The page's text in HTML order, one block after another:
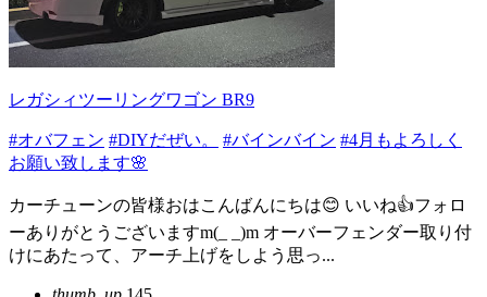
レガシィツーリングワゴン BR9
#オバフェン #DIYだぜい。 #バインバイン #4月もよろしく
お願い致します🌸
カーチューンの皆様おはこんばんにちは😊 いいね👍️フォロ
ーありがとうございますm(_ _)m オーバーフェンダー取り付
けにあたって、アーチ上げをしよう思っ...